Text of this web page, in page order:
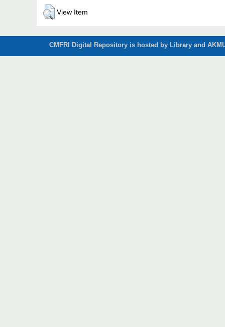
View Item
CMFRI Digital Repository is hosted by Library and